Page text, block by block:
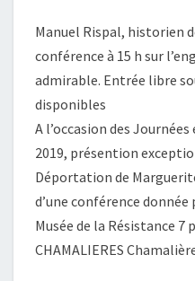
Manuel Rispal, historien
conférence à 15 h sur
admirable. Entrée libre
disponibles
A l’occasion des
2019, présention
Déportation de
d’une conférence donnée
Musée de la Résistance 7
CHAMALIERES